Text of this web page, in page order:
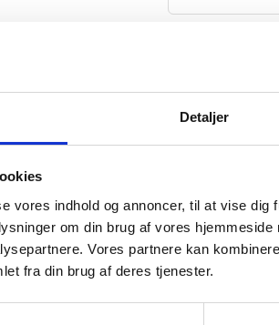
Detaljer
vores indhold og annoncer, til at vise
om din brug af vores
Vores partnere kan
fra din brug af deres tjenester.